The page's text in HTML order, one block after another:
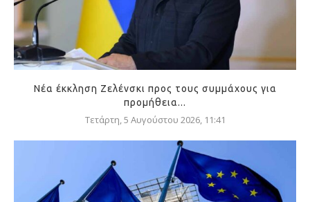
Νέα έκκληση Ζελένσκι προς τους συμμάχους για
προμήθεια...
Τετάρτη, 5 Αυγούστου 2026, 11:41